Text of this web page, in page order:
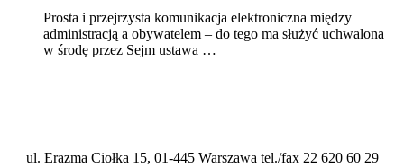
Prosta i przejrzysta komunikacja elektroniczna między
administracją a obywatelem – do tego ma służyć uchwalona
w środę przez Sejm ustawa …
ul. Erazma Ciołka 15, 01-445 Warszawa tel./fax 22 620 60 29